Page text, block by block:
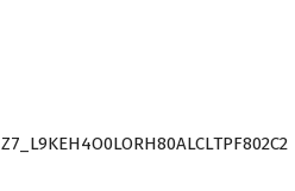
Z7_L9KEH4O0LORH80ALCLTPF802C2